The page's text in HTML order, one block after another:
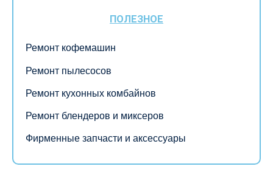
ПОЛЕЗНОЕ
Ремонт кофемашин
Ремонт пылесосов
Ремонт кухонных комбайнов
Ремонт блендеров и миксеров
Фирменные запчасти и аксессуары